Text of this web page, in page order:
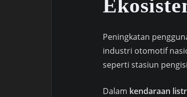
Peningkatan
industri otomotif
seperti stasiun
Dalam kendaraan